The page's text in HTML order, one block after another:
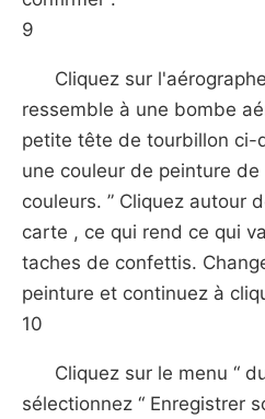
9
Cliquez sur
ressemble à une bombe
petite tête de tourbillon ci-
une couleur de peinture de
couleurs. ” Cliquez autour
carte , ce qui rend ce qui
taches de confettis.
peinture et continuez à
10
Cliquez sur le menu “
sélectionnez “ Enregistrer